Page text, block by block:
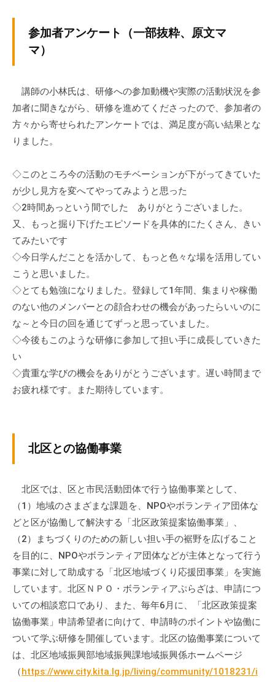
参加者アンケート（一部抜粋、原文マ
マ）
講師の小林氏は、研修への参加動機や実際の活動状況を参
加者に聞きながら、研修を進めてくださったので、参加者の
方々から寄せられたアンケートでは、満足度が高い結果とな
りました。
◇このところ今の活動のモチベーションが下がってきていた
が少し見方を変へてやってみようと思った
◇2時間あっという間でした ありがとうございました。
又、もっと掘り下げたエピソードを具体的にたくさん、きい
てみたいです
◇今日学んだことを活かして、もっと色々な場を活用してい
こうと思いました。
◇とても勉強になりました。登録して1年間、集まりや稼働
のない他のメンバーとの顔合わせの機会があったらいいのに
な～と今日の回を通じてずっと思っていました。
◇今後もこのような研修に参加して担い手に成長していきた
い
◇貴重な学びの機会をありがとうございます。遅い時間まで
お疲れ様です。また期待しています。
北区との協働事業
北区では、区と市民活動団体で行う協働事業として、
（1）地域のさまざまな課題を、NPOやボランティア団体な
どと区が協働して解決する「北区政策提案協働事業」、
（2）まちづくりのための新しい担い手の裾野を広げること
を目的に、NPOやボランティア団体などが主体となって行う
事業に対して助成する「北区地域づくり応援団事業」を実施
しています。北区ＮＰＯ・ボランティアぷらざは、申請につ
いての相談窓口であり、また、毎年6月に、「北区政策提案
協働事業」申請希望者に向けて、申請時のポイントや協働に
ついて学ぶ研修を開催しています。北区の協働事業について
は、北区地域振興部地域振興課地域振興係ホームページ
（https://www.city.kita.lg.jp/living/community/1018231/i